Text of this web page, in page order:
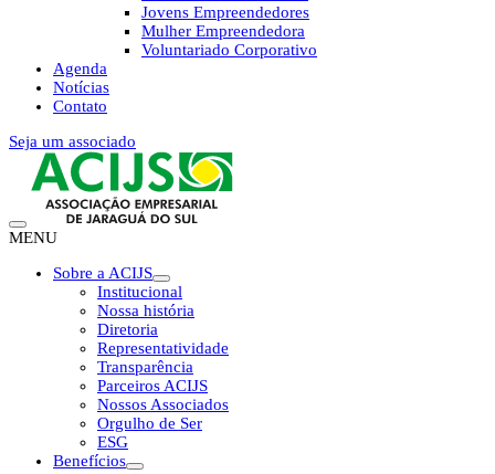
Jovens Empreendedores
Mulher Empreendedora
Voluntariado Corporativo
Agenda
Notícias
Contato
Seja um associado
MENU
Sobre a ACIJS
Institucional
Nossa história
Diretoria
Representatividade
Transparência
Parceiros ACIJS
Nossos Associados
Orgulho de Ser
ESG
Benefícios